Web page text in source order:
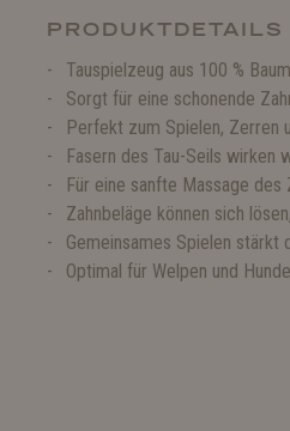
PRODUKTDETAILS
Tauspielzeug aus 100 %
Sorgt für eine schonende
Perfekt zum Spielen, Zerren
Fasern des Tau-Seils wirken
Für eine sanfte Massage des
Zahnbeläge können sich
Gemeinsames Spielen stärkt
Optimal für Welpen und